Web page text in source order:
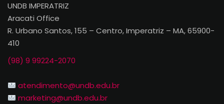
UNDB IMPERATRIZ
Aracati Office
R. Urbano Santos, 155 – Centro, Imperatriz – MA, 65900-
410
(98) 9 99224-2070
atendimento@undb.edu.br
marketing@undb.edu.br